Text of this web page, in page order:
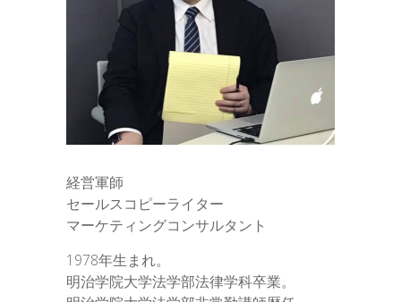
経営軍師
セールスコピーライター
マーケティングコンサルタント
1978年生まれ。
明治学院大学法学部法律学科卒業。